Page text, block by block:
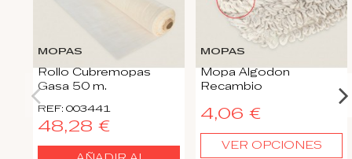
MOPAS
Rollo Cubremopas
Gasa 50 m.
REF: 003441
48,28 €
MOPAS
Mopa Algodon
Recambio
4,06 €
VER OPCIONES